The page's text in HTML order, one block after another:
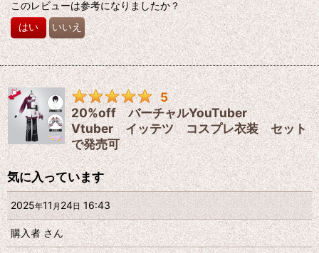
このレビューは参考になりましたか？
はい いいえ
5
20%off バーチャルYouTuber
Vtuber イッテツ コスプレ衣装 セット
で発売可
気に入っています
2025年11月24日16:43
購入者さん